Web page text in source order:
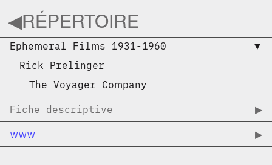
◀︎RÉPERTOIRE
Ephemeral Films 1931-1960
▼︎
Rick Prelinger
The Voyager Company
Fiche descriptive ▶︎
www ▶︎